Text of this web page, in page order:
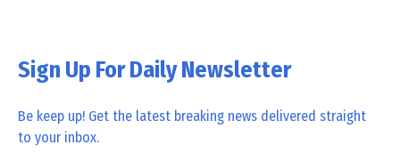
Sign Up For Daily Newsletter
Be keep up! Get the latest breaking news delivered straight
to your inbox.